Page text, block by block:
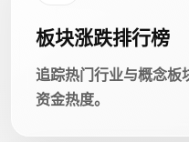
板块涨跌排行榜
追踪热门行业与概念板
资金热度。